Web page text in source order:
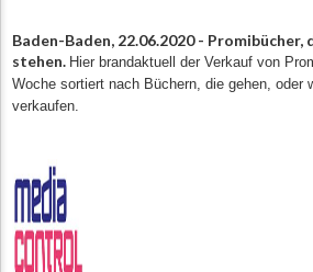
Baden-Baden, 22.06.2020 - Promibücher,
stehen. Hier brandaktuell der Verkauf von
Woche sortiert nach Büchern, die gehen, oder
verkaufen.